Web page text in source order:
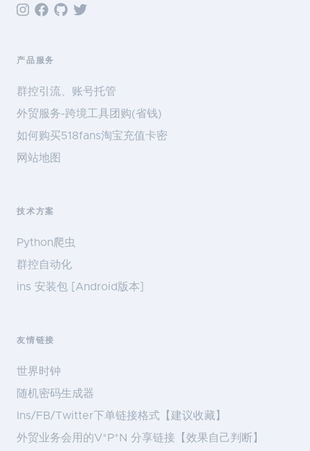
产品服务
群控引流、账号托管
外贸服务-跨境工具团购(省钱)
如何购买518fans淘宝充值卡密
网站地图
技术方案
Python爬虫
群控自动化
ins 安装包 [Android版本]
友情链接
世界时钟
随机密码生成器
Ins/FB/Twitter下单链接格式【建议收藏】
外贸业务会用的V*P*N 分享链接【效果自己判断】